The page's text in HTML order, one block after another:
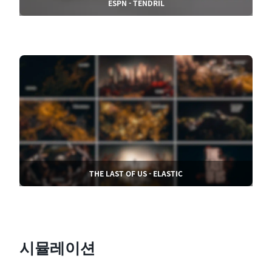
ESPN - TENDRIL
THE LAST OF US - ELASTIC
시뮬레이션